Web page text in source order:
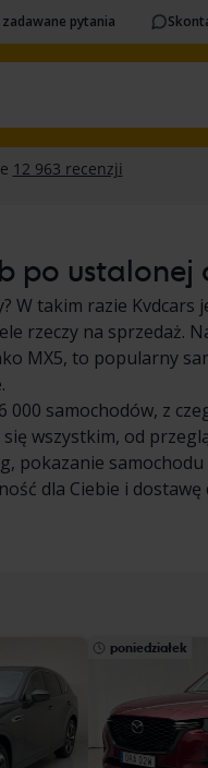
pytania
po ustalonej
takim razie Kvdcars
rzeczy na sprzedaż.
MX5, to popularny
000 samochodów, z
wszystkim, od
pokazanie
dla Ciebie i
poniedziałek